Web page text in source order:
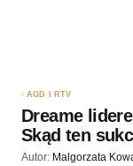
AGD I RTV
Dreame
Skąd ten
Autor: Malgorzata